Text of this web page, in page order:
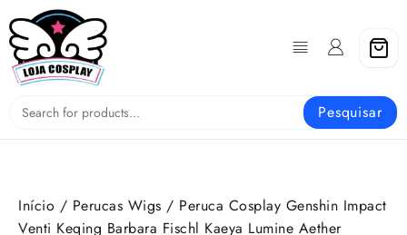
to
content
Pesquisar
Início / Perucas Wigs / Peruca Cosplay Genshin Impact
Venti Keqing Barbara Fischl Kaeya Lumine Aether